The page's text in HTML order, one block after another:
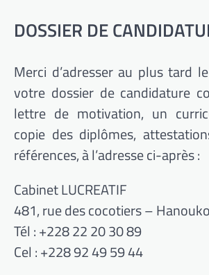
DOSSIER DE
Merci d’adresser au plus tard
votre dossier de candidature
lettre de motivation, un
copie des diplômes,
références, à l’adresse ci-après :
Cabinet LUCREATIF
481, rue des cocotiers –
Tél : +228 22 20 30 89
Cel : +228 92 49 59 44